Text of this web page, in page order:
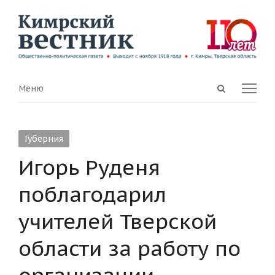
Open
Menu
Меню
Губерния
Игорь Руденя
поблагодарил
учителей Тверской
области за работу по